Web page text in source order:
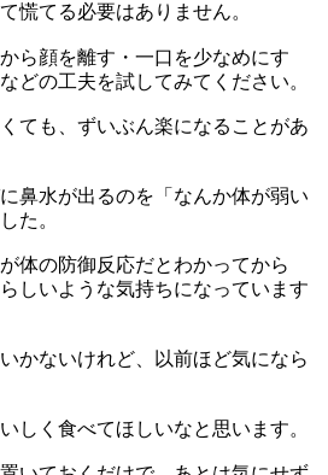
慌てる必要はありません。
ら顔を離す・一口を少なめにす
どの工夫を試してみてください。
ても、ずいぶん楽になることがあ
鼻水が出るのを「なんか体が弱い
た。
体の防御反応だとわかってから
しいような気持ちになっています
かないけれど、以前ほど気になら
しく食べてほしいなと思います。